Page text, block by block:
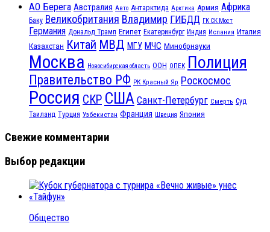
АО Берега Австралия Авто Антарктида Арктика Армия Африка
Баку Великобритания Владимир ГИБДД ГК СК Мост
Германия Дональд Трамп Египет Екатеринбург Индия Испания Италия
Казахстан Китай МВД МГУ МЧС Минобрнауки
Москва Новосибирская область ООН ОПЕК Полиция
Правительство РФ РК Красный Яр Роскосмос
Россия СКР США Санкт-Петербург Смерть Суд
Таиланд Турция Узбекистан Франция Швеция Япония
Свежие комментарии
Выбор редакции
Общество